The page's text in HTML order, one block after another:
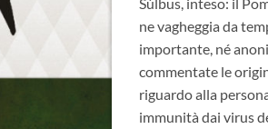
ne vagheggia da
importante, né
commentate le
riguardo alla
immunità dai virus